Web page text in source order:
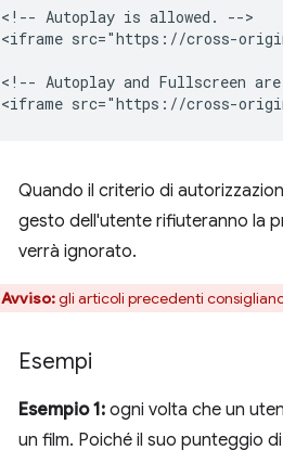
<!-- Autoplay is allowed. -->
<iframe src="https://cross-
<!-- Autoplay and Fullscreen
Quando il criterio di
gesto dell'utente rifiuteranno la
verrà ignorato.
Avviso:gli articoli precedenti
Esempi
Esempio 1: ogni volta che un
un film. Poiché il suo punteggio